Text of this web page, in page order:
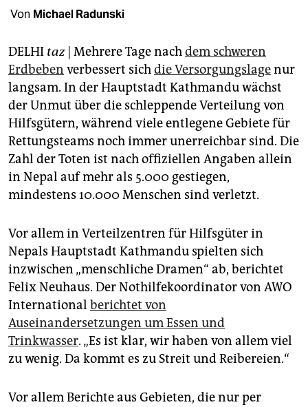
veranstaltungen
fragen & hilfe
unterstützen
abo
genossenschaft
epaper login
Von Michael Radunski
DELHI taz| Mehrere Tage nachdem schweren
Erdbeben verbessert sichdie Versorgungslagenur
langsam. In der Hauptstadt Kathmandu wächst
der Unmut über die schleppende Verteilung von
Hilfsgütern, während viele entlegene Gebiete für
Rettungsteams noch immer unerreichbar sind. Die
Zahl der Toten ist nach offiziellen Angaben allein
in Nepal auf mehr als 5.000 gestiegen,
mindestens 10.000 Menschen sind verletzt.
Vor allem in Verteilzentren für Hilfsgüter in
Nepals Hauptstadt Kathmandu spielten sich
inzwischen „menschliche Dramen“ ab, berichtet
Felix Neuhaus. Der Nothilfekoordinator von AWO
International berichtet von
Auseinandersetzungen um Essen und
Trinkwasser. „Es ist klar, wir haben von allem viel
zu wenig. Da kommt es zu Streit und Reibereien.“
Vor allem Berichte aus Gebieten, die nur per